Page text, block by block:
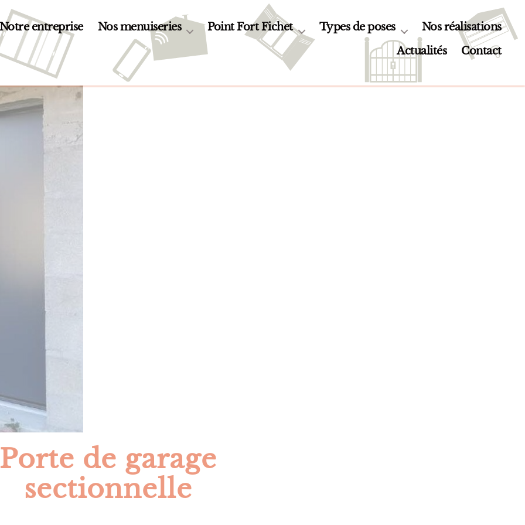
entreprise Nos menuiseries Point Fort Fichet Types de poses
Nos réalisations
Actualités
Contact
de garage
sectionnelle